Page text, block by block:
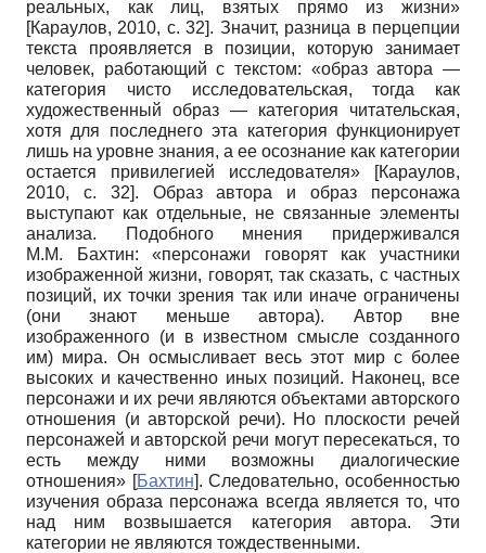
реальных, как лиц, взятых прямо из жизни»
[Караулов, 2010, с. 32]. Значит, разница в перцепции
текста проявляется в позиции, которую занимает
человек, работающий с текстом: «образ автора —
категория чисто исследовательская, тогда как
художественный образ — категория читательская,
хотя для последнего эта категория функционирует
лишь на уровне знания, а ее осознание как категории
остается привилегией исследователя»
[Караулов,
2010, с. 32]. Образ автора и образ персонажа
выступают как отдельные, не связанные элементы
анализа. Подобного мнения придерживался
М.М. Бахтин: «персонажи говорят как участники
изображенной жизни, говорят, так сказать, с частных
позиций, их точки зрения так или иначе ограничены
(они знают меньше автора). Автор вне
изображенного (и в известном смысле созданного
им) мира. Он осмысливает весь этот мир с более
высоких и качественно иных позиций. Наконец, все
персонажи и их речи являются объектами авторского
отношения (и авторской речи). Но плоскости речей
персонажей и авторской речи могут пересекаться, то
есть между ними возможны диалогические
отношения» [Бахтин]. Следовательно, особенностью
изучения образа персонажа всегда является то, что
над ним возвышается категория автора. Эти
категории не являются тождественными.